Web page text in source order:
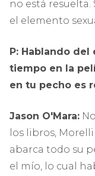
no está
el elemento
P: Hablando del
tiempo en la
en tu pecho es
Jason O'Mara:
los libros,
abarca todo su
el mío, lo cual